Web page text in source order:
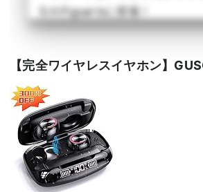
S.H.Figuartsに登場！
詳しく読む >
【完全ワイヤレスイヤホン】